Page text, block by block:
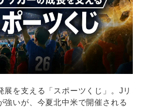
展を支える「スポーツくじ」。Jリ
強いが、今夏北中米で開催される